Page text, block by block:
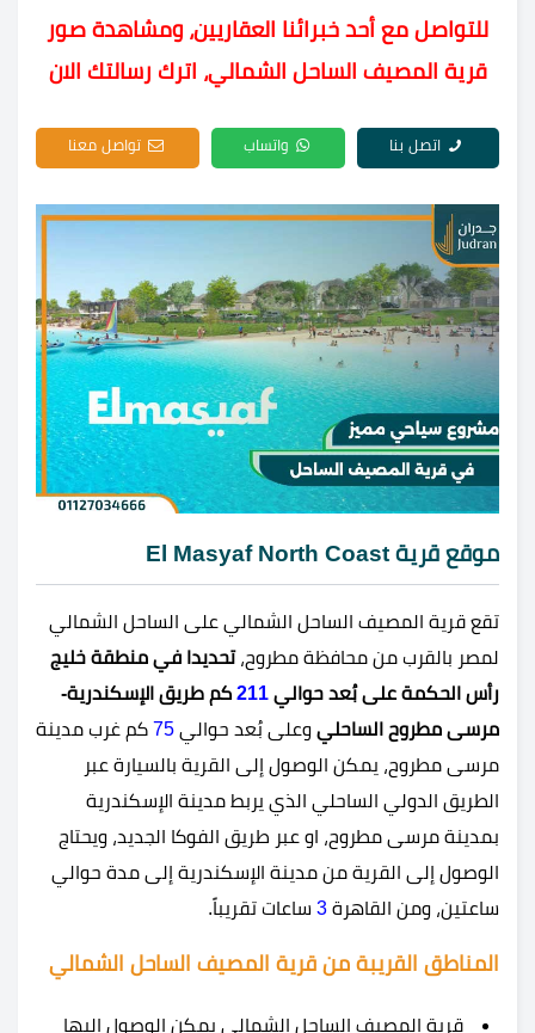
للتواصل مع أحد خبرائنا العقاريين، ومشاهدة صور
قرية المصيف الساحل الشمالي، اترك رسالتك الان
اتصل بنا واتساب تواصل معنا
موقع قرية El Masyaf North Coast
تقع قرية المصيف الساحل الشمالي على الساحل الشمالي
لمصر بالقرب من محافظة مطروح،تحديدا في منطقة خليج
رأس الحكمة على بُعد حوالي 211 كم طريق الإسكندرية-
مرسى مطروح الساحلي وعلى بُعد حوالي 75 كم غرب مدينة
مرسى مطروح، يمكن الوصول إلى القرية بالسيارة عبر
الطريق الدولي الساحلي الذي يربط مدينة الإسكندرية
بمدينة مرسى مطروح، او عبر طريق الفوكا الجديد، ويحتاج
الوصول إلى القرية من مدينة الإسكندرية إلى مدة حوالي
ساعتين، ومن القاهرة 3 ساعات تقريباً.
المناطق القريبة من قرية المصيف الساحل الشمالي
قرية المصيف الساحل الشمالي يمكن الوصول إليها